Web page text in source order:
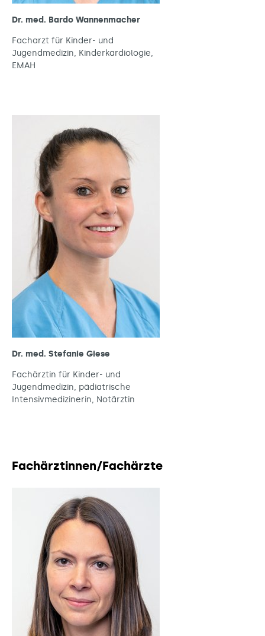
Dr. med. Bardo Wannenmacher
Facharzt für Kinder- und
Jugendmedizin, Kinderkardiologie,
EMAH
Dr. med. Stefanie Giese
Fachärztin für Kinder- und
Jugendmedizin, pädiatrische
Intensivmedizinerin, Notärztin
Fachärztinnen/Fachärzte